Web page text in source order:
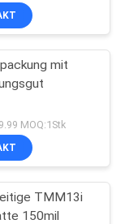
mit
MOQ:1Stk
TMM13i
150mil